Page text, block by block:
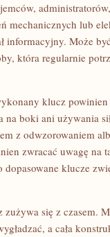
mechanicznych lub
informacyjny. Może
która regularnie
klucz
boki ani używania
z odwzorowaniem
zwracać uwagę na
dopasowane klucze
się z czasem.
a cała